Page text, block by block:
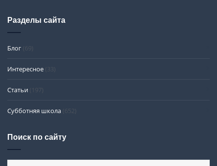
Разделы сайта
Блог (69)
Интересное (33)
Статьи (197)
Субботняя школа (652)
Поиск по сайту